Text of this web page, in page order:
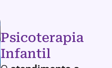
Psicoterapia
Infantil